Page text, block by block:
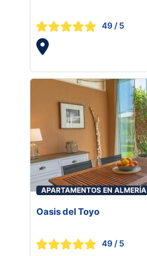
49 / 5
APARTAMENTOS EN ALMERÍA
Oasis del Toyo
49 / 5